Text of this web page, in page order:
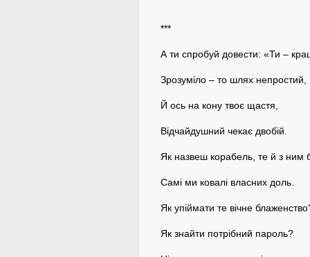
***
А ти спробуй довести: «Ти –
Зрозуміло – то шлях непростий,
Й ось на кону твоє щастя,
Відчайдушний чекає двобій.
Як назвеш корабель, те й з ним
Самі ми ковалі власних доль.
Як упіймати те вічне
Як знайти потрібний пароль?